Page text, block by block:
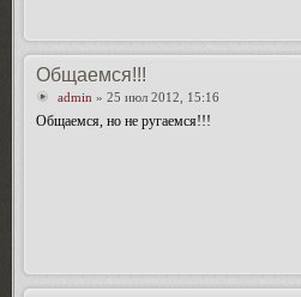
Общаемся!!!
admin » 25 июл 2012, 15:16
Общаемся, но не ругаемся!!!